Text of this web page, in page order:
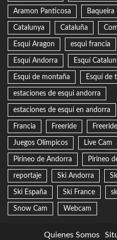
Aramon Panticosa Baqueira
Catalunya Cataluña
Esqui Aragon esqui francia
Esquí Andorra Esquí
Esquí de montaña Esquí de
estaciones de esqui andorra
estaciones de esqui en andorra
Francia Freeride
Juegos Olímpicos Live Cam
Pirineo de Andorra Pirineo
reportaje Ski Andorra
Ski España Ski France
Snow Cam Webcam
Quienes Somos